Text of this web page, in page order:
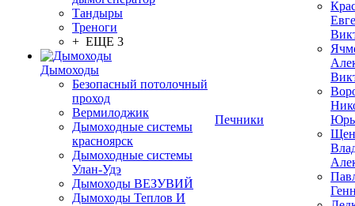
Тандыры
Треноги
+ ЕЩЕ 3
Дымоходы
Безопасный потолочный
проход
Вермилоджик
Дымоходные системы
красноярск
Дымоходные системы
Улан-Удэ
Дымоходы ВЕЗУВИЙ
Дымоходы Теплов И
Печники